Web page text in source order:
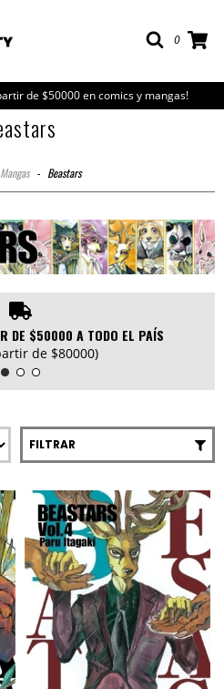
0
de $50000 en comics y mangas!
Mangas - Beastars
DE $50000 A TODO EL PAÍS
de $80000)
FILTRAR